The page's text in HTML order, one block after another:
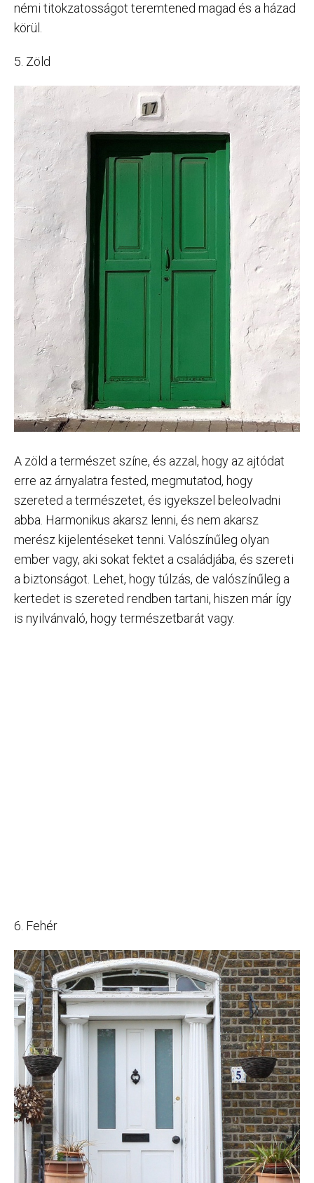
némi titokzatosságot teremtened magad és a házad
körül.
5. Zöld
A zöld a természet színe, és azzal, hogy az ajtódat
erre az árnyalatra fested, megmutatod, hogy
szereted a természetet, és igyekszel beleolvadni
abba. Harmonikus akarsz lenni, és nem akarsz
merész kijelentéseket tenni. Valószínűleg olyan
ember vagy, aki sokat fektet a családjába, és szereti
a biztonságot. Lehet, hogy túlzás, de valószínűleg a
kertedet is szereted rendben tartani, hiszen már így
is nyilvánvaló, hogy természetbarát vagy.
6. Fehér